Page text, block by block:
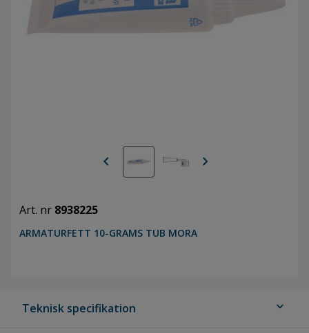
chevron_left chevron_right
Art. nr 8938225
ARMATURFETT 10-GRAMS TUB MORA
Teknisk specifikation expand_more